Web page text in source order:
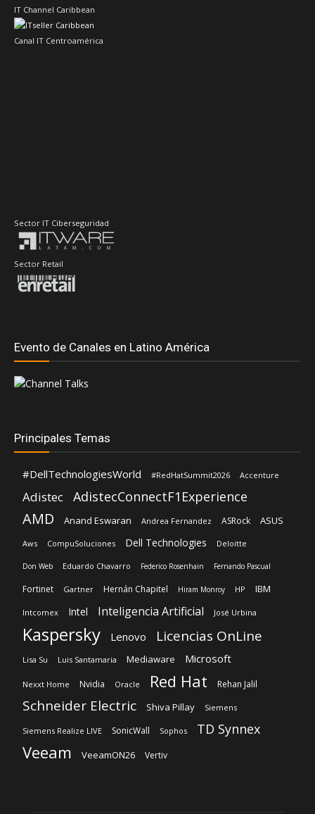
IT Channel Caribbean
Canal IT Centroamérica
Sector IT Ciberseguridad
Sector Retail
Evento de Canales en Latino América
Principales Temas
#DellTechnologiesWorld #RedHatSummit2026 Accenture
Adistec AdistecConnectF1Experience
AMD Anand Eswaran Andrea Fernandez ASRock ASUS
Aws CompuSoluciones Dell Technologies Deloitte
Don Web Eduardo Chavarro Federico Rosenhain Fernando Pascual
Fortinet Gartner Hernán Chapitel Hiram Monroy HP IBM
Intcomex Intel Inteligencia Artificial José Urbina
Kaspersky Lenovo Licencias OnLine
Lisa Su Luis Santamaria Mediaware Microsoft
Nexxt Home Nvidia Oracle Red Hat Rehan Jalil
Schneider Electric Shiva Pillay Siemens
Siemens Realize LIVE SonicWall Sophos TD Synnex
Veeam VeeamON26 Vertiv